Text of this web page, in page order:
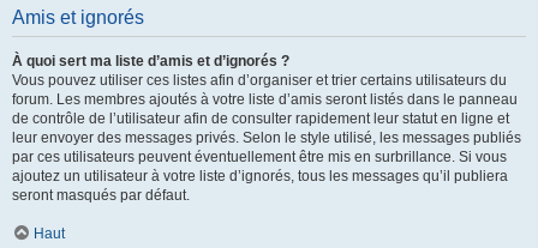
Amis et ignorés
À quoi sert ma liste d’amis et d’ignorés ?
Vous pouvez utiliser ces listes afin d’organiser et trier certains utilisateurs du
forum. Les membres ajoutés à votre liste d’amis seront listés dans le panneau
de contrôle de l’utilisateur afin de consulter rapidement leur statut en ligne et
leur envoyer des messages privés. Selon le style utilisé, les messages publiés
par ces utilisateurs peuvent éventuellement être mis en surbrillance. Si vous
ajoutez un utilisateur à votre liste d’ignorés, tous les messages qu’il publiera
seront masqués par défaut.
Haut